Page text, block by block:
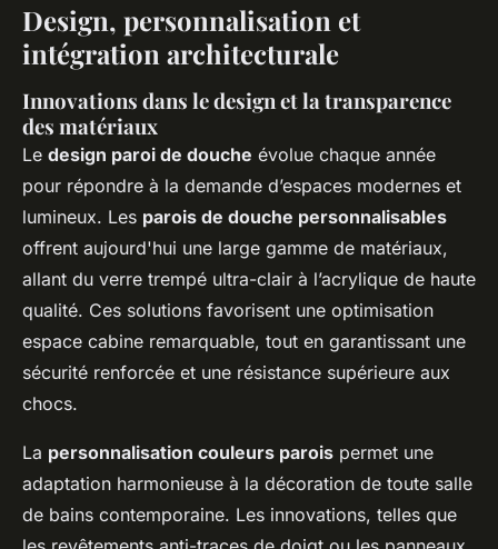
Design, personnalisation et
intégration architecturale
Innovations dans le design et la transparence
des matériaux
Le design paroi de douche évolue chaque année
pour répondre à la demande d’espaces modernes et
lumineux. Les parois de douche personnalisables
offrent aujourd'hui une large gamme de matériaux,
allant du verre trempé ultra-clair à l’acrylique de haute
qualité. Ces solutions favorisent une optimisation
espace cabine remarquable, tout en garantissant une
sécurité renforcée et une résistance supérieure aux
chocs.
La personnalisation couleurs parois permet une
adaptation harmonieuse à la décoration de toute salle
de bains contemporaine. Les innovations, telles que